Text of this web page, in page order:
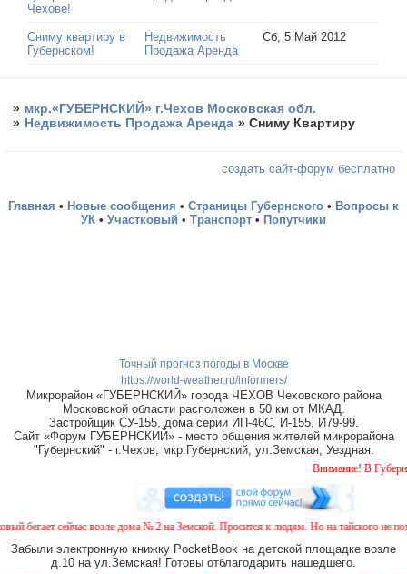
Чехове!
Сниму квартиру в
Губернском!
Недвижимость
Продажа Аренда
Сб, 5 Май 2012
» мкр.«ГУБЕРНСКИЙ» г.Чехов Московская обл.
» Недвижимость Продажа Аренда »Сниму Квартиру
создать сайт-форум бесплатно
Главная • Новые сообщения • Страницы Губернского • Вопросы к
УК • Участковый • Транспорт • Попутчики
Точный прогноз погоды в Москве
https://world-weather.ru/informers/
Микрорайон «ГУБЕРНСКИЙ» города ЧЕХОВ Чеховского района
Московской области расположен в 50 км от МКАД.
Застройщик СУ-155, дома серии ИП-46С, И-155, И79-99.
Сайт «Форум ГУБЕРНСКИЙ» - место общения жителей микрорайона
"Губернский" - г.Чехов, мкр.Губернский, ул.Земская, Уездная.
Внимание! В
бегает сейчас возле дома № 2 на Земской. Просится к людям. Но на тайского не
Забыли электронную книжку PocketBook на детской площадке возле
д.10 на ул.Земская! Готовы отблагодарить нашедшего.